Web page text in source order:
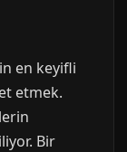
en keyifli
etmek.
Bir